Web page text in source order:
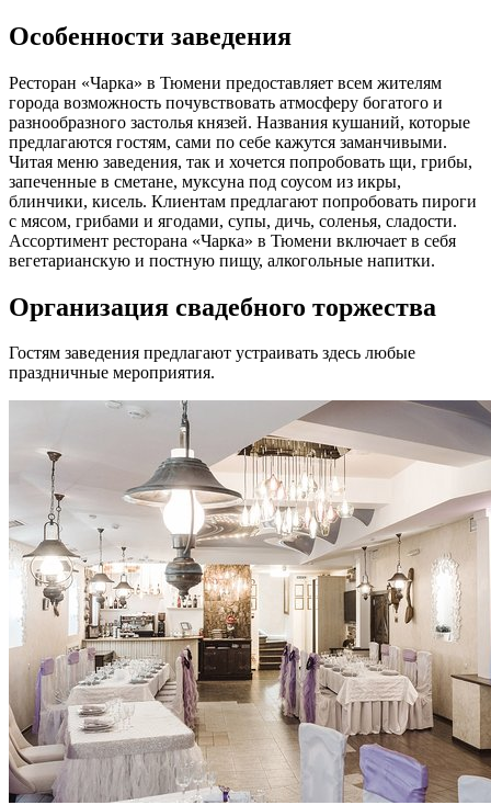
Особенности заведения
Ресторан «Чарка» в Тюмени предоставляет всем жителям
города возможность почувствовать атмосферу богатого и
разнообразного застолья князей. Названия кушаний, которые
предлагаются гостям, сами по себе кажутся заманчивыми.
Читая меню заведения, так и хочется попробовать щи, грибы,
запеченные в сметане, муксуна под соусом из икры,
блинчики, кисель. Клиентам предлагают попробовать пироги
с мясом, грибами и ягодами, супы, дичь, соленья, сладости.
Ассортимент ресторана «Чарка» в Тюмени включает в себя
вегетарианскую и постную пищу, алкогольные напитки.
Организация свадебного торжества
Гостям заведения предлагают устраивать здесь любые
праздничные мероприятия.